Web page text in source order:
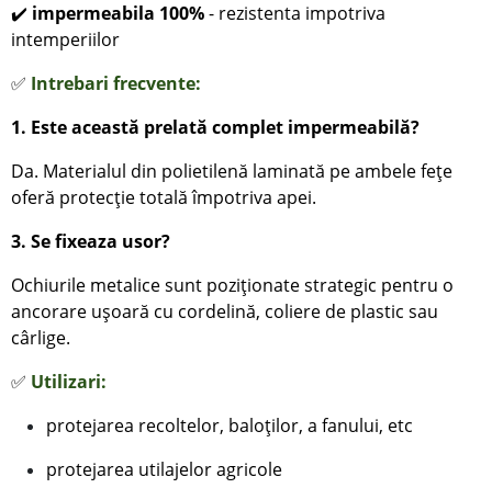
✔️ impermeabila 100%- rezistenta impotriva
intemperiilor
✅ Intrebari frecvente:
1. Este această prelată complet impermeabilă?
Da. Materialul din polietilenă laminată pe ambele fețe
oferă protecție totală împotriva apei.
3. Se fixeaza usor?
Ochiurile metalice sunt poziționate strategic pentru o
ancorare ușoară cu cordelină, coliere de plastic sau
cârlige.
✅ Utilizari:
protejarea recoltelor, baloților, a fanului, etc
protejarea utilajelor agricole